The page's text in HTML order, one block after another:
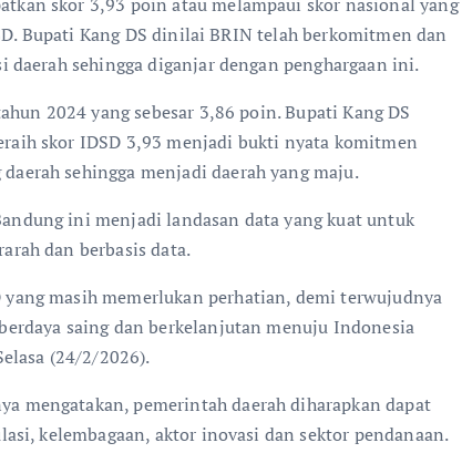
Bupati Kang DS dinilai BRIN telah berkomitmen dan
sehingga diganjar dengan penghargaan ini.
2024 yang sebesar 3,86 poin. Bupati Kang DS
skor IDSD 3,93 menjadi bukti nyata komitmen
sehingga menjadi daerah yang maju.
ini menjadi landasan data yang kuat untuk
dan berbasis data.
masih memerlukan perhatian, demi terwujudnya
saing dan berkelanjutan menuju Indonesia
(24/2/2026).
mengatakan, pemerintah daerah diharapkan dapat
kelembagaan, aktor inovasi dan sektor pendanaan.